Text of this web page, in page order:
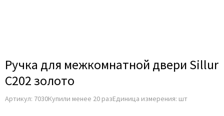
Ручка для межкомнатной двери Sillur
С202 золото
Артикул: 7030Купили менее 20 разЕдиница измерения: шт